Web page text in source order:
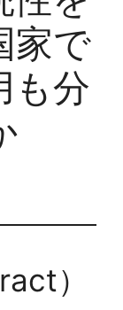
家で
も分
）